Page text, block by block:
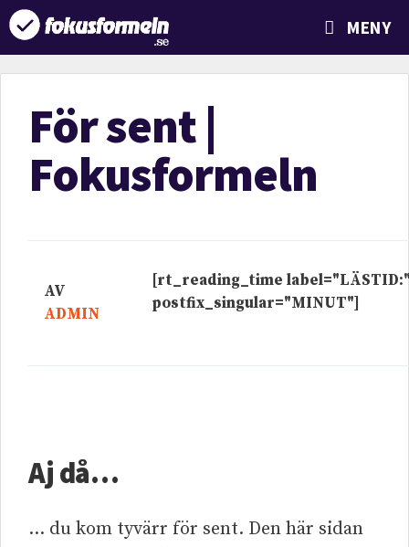
MENY
För sent |
Fokusformeln
AV
ADMIN
[rt_reading_time
postfix_singular="MINUT"]
Aj då…
… du kom tyvärr för sent. Den här sidan